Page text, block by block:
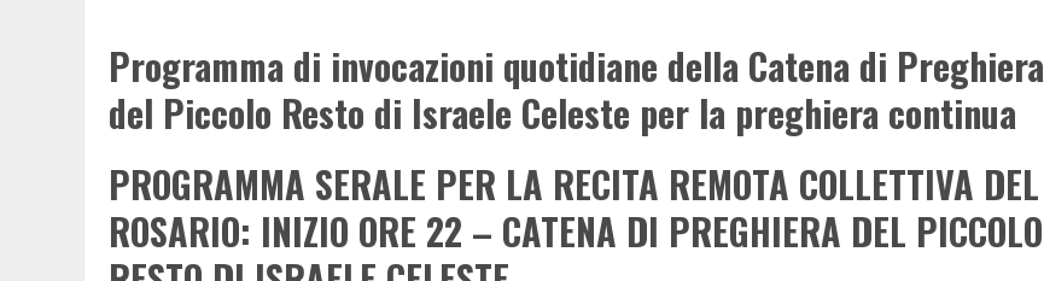
Programma di invocazioni quotidiane della Catena di Preghiera
del Piccolo Resto di Israele Celeste per la preghiera continua
PROGRAMMA SERALE PER LA RECITA REMOTA COLLETTIVA DEL
ROSARIO: INIZIO ORE 22 – CATENA DI PREGHIERA DEL PICCOLO